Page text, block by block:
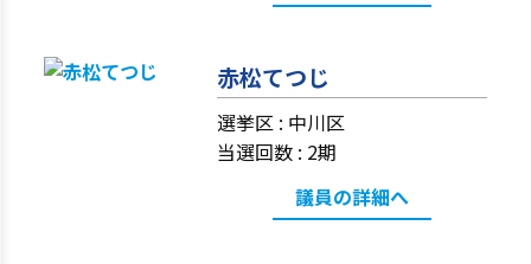
赤松てつじ
選挙区 : 中川区
当選回数 : 2期
議員の詳細へ